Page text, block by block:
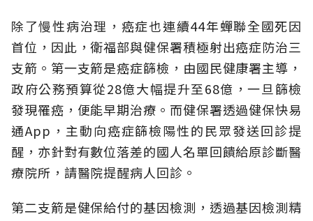
除了慢性病治理，癌症也連續44年蟬聯全國死因
首位，因此，衛福部與健保署積極射出癌症防治三
支箭。第一支箭是癌症篩檢，由國民健康署主導，
政府公務預算從28億大幅提升至68億，一旦篩檢
發現罹癌，便能早期治療。而健保署透過健保快易
通App，主動向癌症篩檢陽性的民眾發送回診提
醒，亦針對有數位落差的國人名單回饋給原診斷醫
療院所，請醫院提醒病人回診。
第二支箭是健保給付的基因檢測，透過基因檢測精